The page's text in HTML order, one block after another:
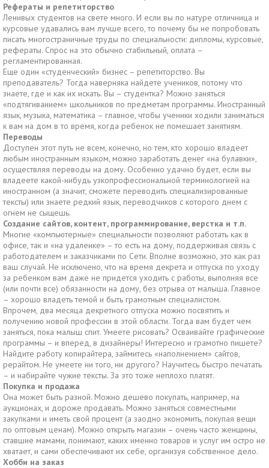
Рефераты и репетиторство
Ленивых студентов на свете много. И если вы по натуре отличница и
курсовые удавались вам лучше всего, то почему бы не попробовать
писать многостраничные труды по специальности: дипломы, курсовые,
рефераты. Спрос на это обычно стабильный, оплата –
регламентированная.
Еще один «студенческий» бизнес – репетиторство. Вы
преподаватель? Тогда наверняка найдете учеников, потому что
знаете, где и как их искать. Вы – студентка? Можно заняться
«подтягиванием» школьников по предметам программы. Иностранный
язык, музыка, математика – главное, чтобы ученики ходили заниматься
к вам на дом в то время, когда ребенок не помешает занятиям.
Переводы
Доступен этот путь не всем, конечно, но тем, кто хорошо владеет
любым иностранным языком, можно заработать денег «на булавки»,
осуществляя переводы на дому. Особенно удачно будет, если вы
владеете какой-нибудь узкопрофессиональной терминологией на
иностранном (а значит, сможете переводить специализированные
тексты) или знаете редкий язык, переводчиков с которого днем с
огнем не сыщешь.
Создание сайтов, контент, программирование, верстка и т.п.
Многие «компьютерные» специальности позволяют работать как в
офисе, так и «на удаленке» – то есть на дому, поддерживая связь с
работодателем и заказчиками по Сети. Вполне возможно, это как раз
ваш случай. Не исключено, что на время декрета и отпуска по уходу
за ребенком вам даже не придется уходить с работы, выполняя все
(или почти все) обязанности на дому, без отрыва от малыша. Главное
– хорошо владеть темой и быть грамотным специалистом.
Впрочем, два месяца декретного отпуска можно посвятить и
получению новой профессии в этой области. Тогда вам будет чем
заняться, пока малыш спит. Умеете рисовать? Осваивайте графические
программы – и вперед, в дизайнеры! Интересно и грамотно пишете?
Найдите работу копирайтера, займитесь «наполнением» сайтов,
рерайтом. Не умеете ни того, ни другого? Научитесь быстро печатать
– и набирайте чужие тексты. За это тоже неплохо платят.
Покупка и продажа
Она может быть разной. Можно дешево покупать, например, на
аукционах, и дороже продавать. Можно заняться совместными
закупками и иметь свой процент (а заодно экономить, покупая вещи
по оптовым ценам). Можно открыть магазин – очень часто женщины,
ставшие мамами, понимают, каких именно товаров и услуг им остро не
хватает, и сами обеспечивают их себе, организуя собственное дело.
Хобби на заказ